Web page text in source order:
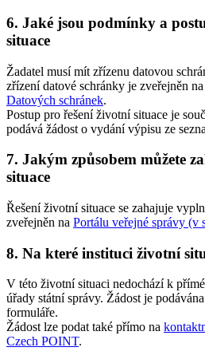
6. Jaké jsou podmínky a
situace
Žadatel musí mít zřízenu datovou
zřízení datové schránky je zveřejněn na
Datových schránek.
Postup pro řešení životní situace je
podává žádost o vydání výpisu ze
7. Jakým způsobem můžete
situace
Řešení životní situace se zahajuje
zveřejněn na Portálu veřejné správy (v
8. Na které instituci životní
V této životní situaci nedochází k
úřady státní správy. Žádost je
formuláře.
Žádost lze podat také přímo na
Czech POINT.